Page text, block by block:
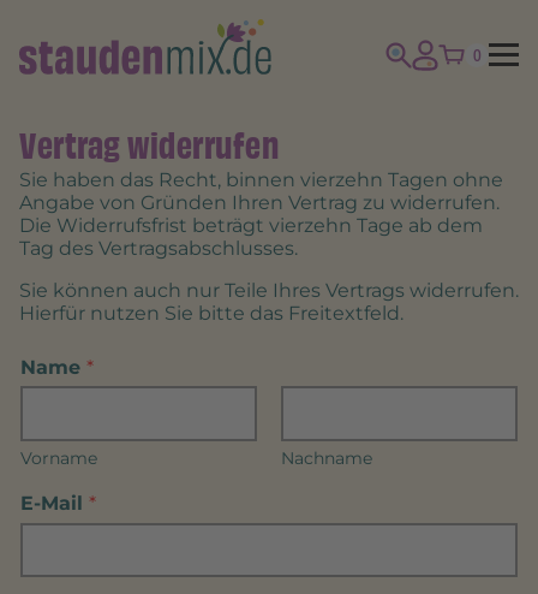
0
Vertrag widerrufen
Sie haben das Recht, binnen vierzehn Tagen ohne
Angabe von Gründen Ihren Vertrag zu widerrufen.
Die Widerrufsfrist beträgt vierzehn Tage ab dem
Tag des Vertragsabschlusses.
Sie können auch nur Teile Ihres Vertrags widerrufen.
Hierfür nutzen Sie bitte das Freitextfeld.
Name *
Vorname Nachname
E-Mail *